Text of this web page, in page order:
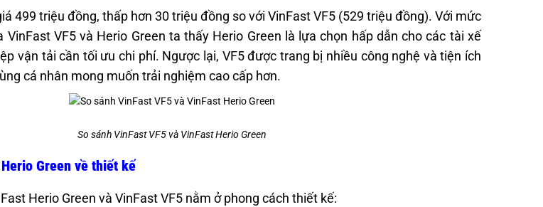
499 triệu đồng, thấp hơn 30 triệu đồng so với VinFast VF5 (529 triệu đồng). Với mức
VinFast VF5 và Herio Green ta thấy Herio Green là lựa chọn hấp dẫn cho các tài xế
vận tải cần tối ưu chi phí. Ngược lại, VF5 được trang bị nhiều công nghệ và tiện ích
cá nhân mong muốn trải nghiệm cao cấp hơn.
So sánh VinFast VF5 và VinFast Herio Green
Green về thiết kế
Herio Green và VinFast VF5 nằm ở phong cách thiết kế: